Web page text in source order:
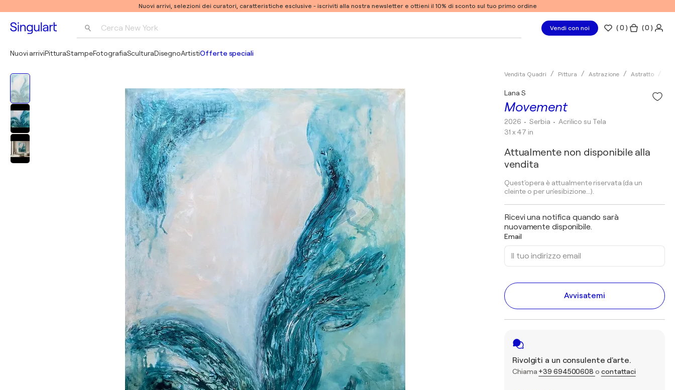
Nuovi arrivi, selezioni dei curatori, caratteristiche esclusive - iscriviti alla nostra newsletter e ottieni il 10% di sconto sul tuo primo ordine
Cerca New York
Pablo Picasso
Vendi con noi (0 ) ( 0 )
Nuovi arriviPitturaStampeFotografiaSculturaDisegnoArtistiOfferte speciali
Vendita Quadri Pittura Astrazione Astratto
Movement
Lana S
2026 • Serbia •Acrilico su Tela
31 x 47 in
Attualmente non disponibile alla
vendita
Quest'opera è attualmente riservata (da un
cleinte o per un'esibizione...).
Ricevi una notifica quando sarà
nuovamente disponibile.
Email
Avvisatemi
Rivolgiti a un consulente d'arte.
Chiama +39 694500608 o contattaci